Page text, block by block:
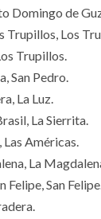
Domingo de
Trupillos, Los
Trupillos.
San Pedro.
La Luz.
La Sierrita.
Las Américas.
La
Felipe, San